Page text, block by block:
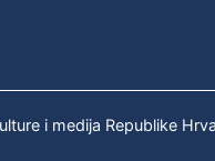
i medija Republike